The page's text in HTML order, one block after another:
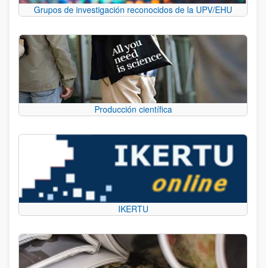
Grupos de investigación reconocidos de la UPV/EHU
Producción científica
IKERTU